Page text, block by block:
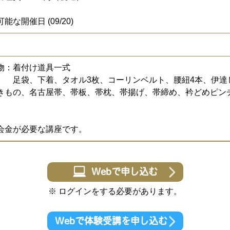
能な開催日 (09/20)
：着付け道具一式
下着、タオル3枚、コーリンベルト、腰紐4本、伊達
もの、名古屋帯、帯板、帯枕、帯揚げ、帯締め、衿どめピン
が必要な講座です。
Webで申し込む
※ ログインをする必要があります。
Webで体験受講を申し込む